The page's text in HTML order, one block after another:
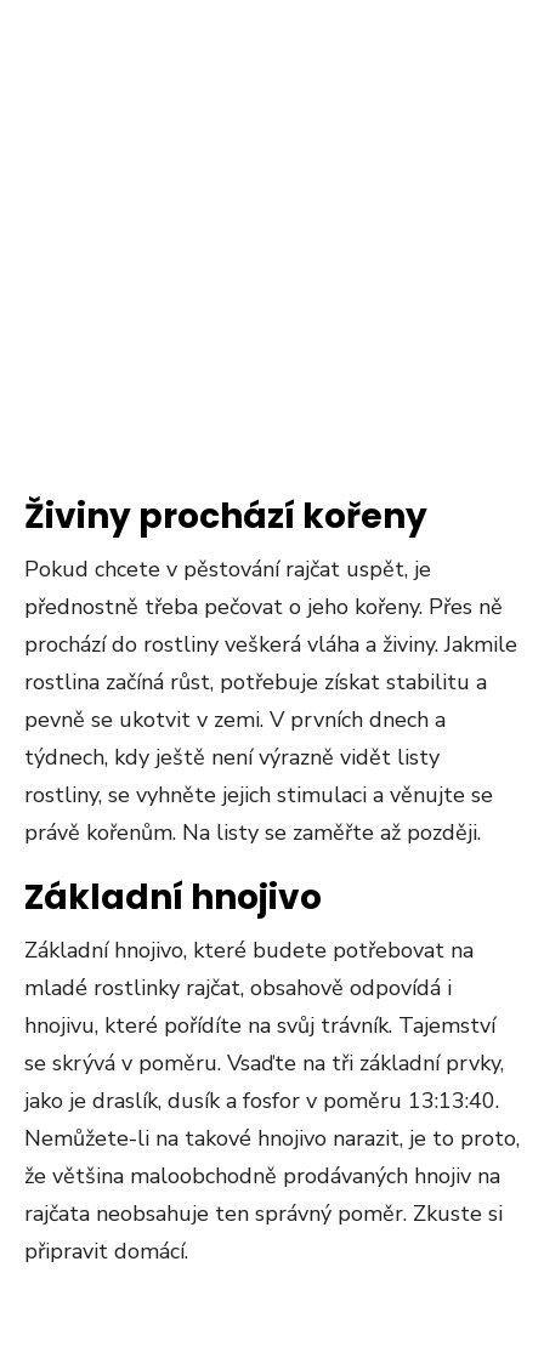
Živiny prochází kořeny
Pokud chcete v pěstování rajčat uspět, je
přednostně třeba pečovat o jeho kořeny. Přes ně
prochází do rostliny veškerá vláha a živiny. Jakmile
rostlina začíná růst, potřebuje získat stabilitu a
pevně se ukotvit v zemi. V prvních dnech a
týdnech, kdy ještě není výrazně vidět listy
rostliny, se vyhněte jejich stimulaci a věnujte se
právě kořenům. Na listy se zaměřte až později.
Základní hnojivo
Základní hnojivo, které budete potřebovat na
mladé rostlinky rajčat, obsahově odpovídá i
hnojivu, které pořídíte na svůj trávník. Tajemství
se skrývá v poměru. Vsaďte na tři základní prvky,
jako je draslík, dusík a fosfor v poměru 13:13:40.
Nemůžete-li na takové hnojivo narazit, je to proto,
že většina maloobchodně prodávaných hnojiv na
rajčata neobsahuje ten správný poměr. Zkuste si
připravit domácí.